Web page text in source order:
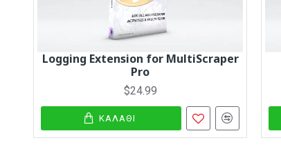
Logging Extension for MultiScraper
Pro
$24.99
ΚΑΛΆΘΙ